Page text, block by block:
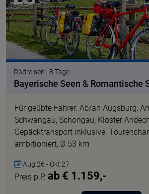
Radreisen | 8 Tage
Bayerische Seen & Romantische
Für geübte Fahrer. Ab/an Augsburg:
Schwangau, Schongau, Kloster
Gepäcktransport inklusive.
ambitioniert, Ø 53 km
Aug 26 - Okt 27
Preis p.P. ab € 1.159,-